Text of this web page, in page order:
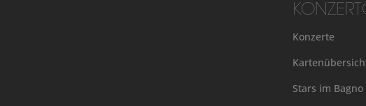
Konzerte
Stars im Bagno